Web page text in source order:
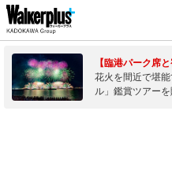
【臨港パーク席
花火を間近で堪
ル」鑑賞ツアー